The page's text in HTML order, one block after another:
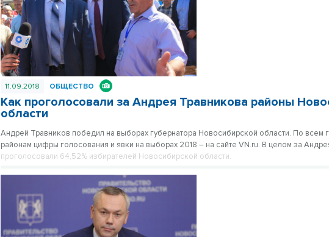
11.09.2018 ОБЩЕСТВО
Как проголосовали за Андрея Травникова районы
области
Андрей Травников победил на выборах губернатора Новосибирской области. По всем
районам цифры голосования и явки на выборах 2018 – на сайте VN.ru. В целом за
проголосовали 64,52% избирателей Новосибирской области.